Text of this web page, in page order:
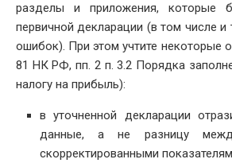
разделы и приложения, которые
первичной декларации (в том числе и
ошибок). При этом учтите некоторые
81 НК РФ, пп. 2 п. 3.2 Порядка
налогу на прибыль):
в уточненной декларации
данные, а не разницу
скорректированными